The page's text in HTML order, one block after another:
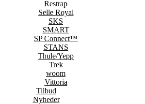
Restrap
Selle Royal
SKS
SMART
SP Connect™
STANS
Thule/Yepp
Trek
woom
Vittoria
Tilbud
Nyheder